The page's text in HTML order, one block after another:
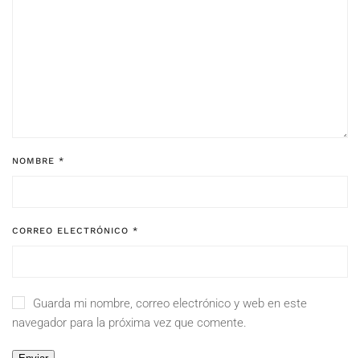
NOMBRE *
CORREO ELECTRÓNICO *
Guarda mi nombre, correo electrónico y web en este
navegador para la próxima vez que comente.